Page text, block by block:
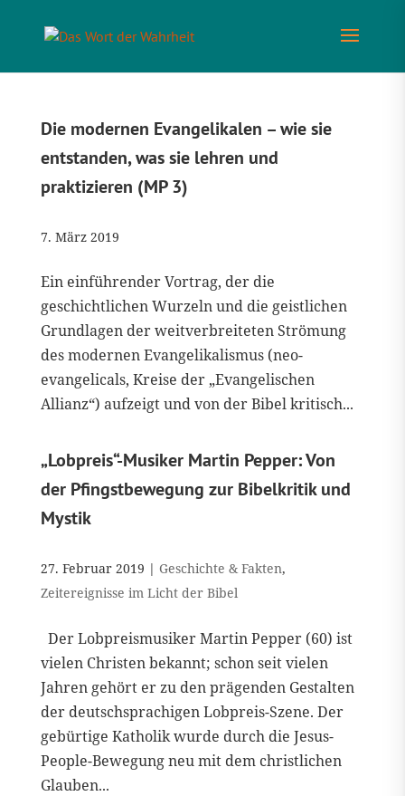
Die modernen Evangelikalen – wie sie
entstanden, was sie lehren und
praktizieren (MP 3)
7. März 2019
Ein einführender Vortrag, der die
geschichtlichen Wurzeln und die geistlichen
Grundlagen der weitverbreiteten Strömung
des modernen Evangelikalismus (neo-
evangelicals, Kreise der „Evangelischen
Allianz“) aufzeigt und von der Bibel kritisch...
„Lobpreis“-Musiker Martin Pepper: Von
der Pfingstbewegung zur Bibelkritik und
Mystik
27. Februar 2019 | Geschichte & Fakten,
Zeitereignisse im Licht der Bibel
Der Lobpreismusiker Martin Pepper (60) ist
vielen Christen bekannt; schon seit vielen
Jahren gehört er zu den prägenden Gestalten
der deutschsprachigen Lobpreis-Szene. Der
gebürtige Katholik wurde durch die Jesus-
People-Bewegung neu mit dem christlichen
Glauben...